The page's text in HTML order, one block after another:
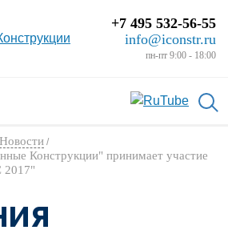
+7 495 532-56-55
info@iconstr.ru
пн-пт 9:00 - 18:00
Новости /
Конструкции" принимает участие
2017"